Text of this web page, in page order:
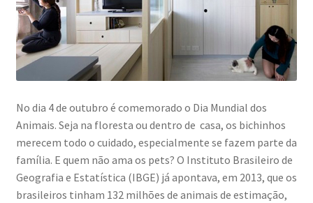
No dia 4 de outubro é comemorado o Dia Mundial dos
Animais. Seja na floresta ou dentro de casa, os bichinhos
merecem todo o cuidado, especialmente se fazem parte da
família. E quem não ama os pets? O Instituto Brasileiro de
Geografia e Estatística (IBGE) já apontava, em 2013, que os
brasileiros tinham 132 milhões de animais de estimação,